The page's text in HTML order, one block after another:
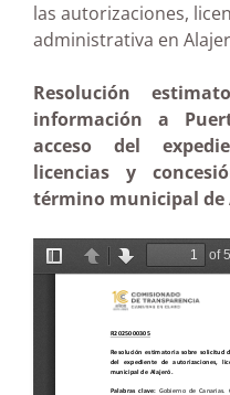
las autorizaciones,
administrativa en
Resolución
información a
acceso del
licencias y
término municipal de